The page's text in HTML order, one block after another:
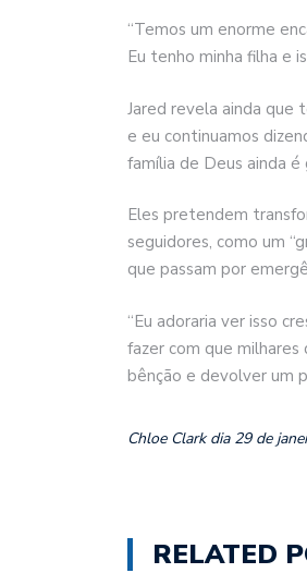
“Temos um enorme
Eu tenho minha filha e
Jared revela ainda que
e eu continuamos
família de Deus ainda é
Eles pretendem
seguidores, como um
que passam por
“Eu adoraria ver isso
fazer com que
bênção e devolver um
Chloe Clark dia 29 de
RELATED